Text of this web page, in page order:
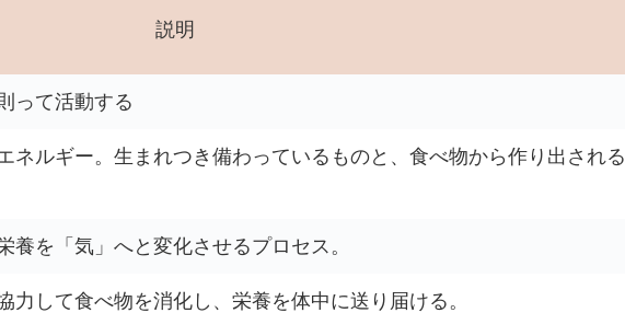
説明
って活動する
ネルギー。生まれつき備わっているものと、食べ物から作り出され
を「気」へと変化させるプロセス。
して食べ物を消化し、栄養を体中に送り届ける。